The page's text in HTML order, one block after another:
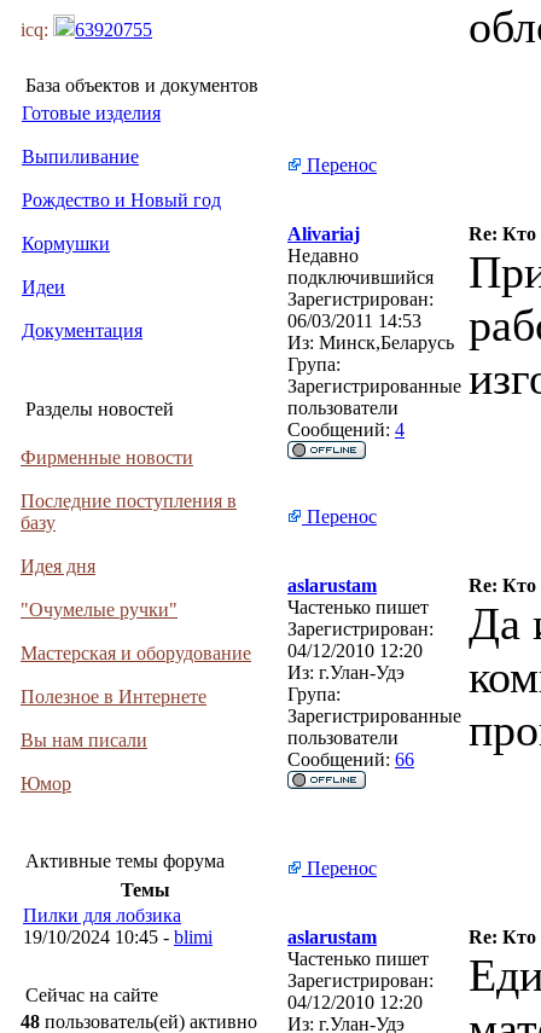
icq: 63920755
База объектов и документов
Готовые изделия
Выпиливание
Рождество и Новый год
Кормушки
Идеи
Документация
Разделы новостей
Фирменные новости
Последние поступления в
базу
Идея дня
"Очумелые ручки"
Мастерская и оборудование
Полезное в Интернете
Вы нам писали
Юмор
Активные темы форума
Темы
Пилки для лобзика
19/10/2024 10:45 - blimi
Сейчас на сайте
48 пользователь(ей) активно
Перенос
Alivariaj
Re: Кто
Недавно
подключившийся
Зарегистрирован:
06/03/2011 14:53
Из: Минск,Беларусь
Група:
Зарегистрированные
пользователи
Сообщений: 4
Перенос
aslarustam
Re: Кто
Частенько пишет
Зарегистрирован:
04/12/2010 12:20
Из: г.Улан-Удэ
Група:
Зарегистрированные
пользователи
Сообщений: 66
Да
Перенос
aslarustam
Re: Кто
Частенько пишет
Зарегистрирован:
04/12/2010 12:20
Из: г.Улан-Удэ